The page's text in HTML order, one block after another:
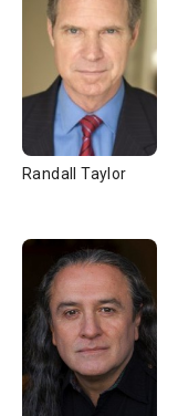
Randall Taylor